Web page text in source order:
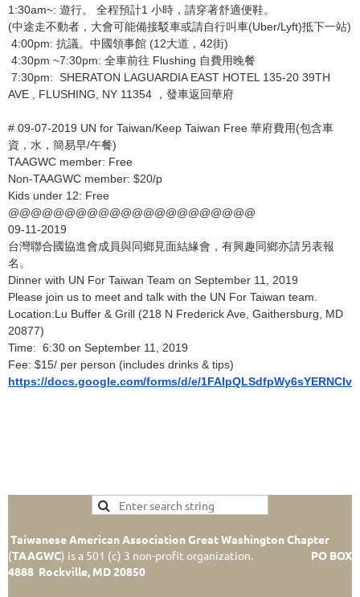
1:30am~: 遊行。 全程預計1 小時，請穿著舒適便鞋。
(中途走不動者，大會可能備接駁車或請自行叫車(Uber/Lyft)抵下一站)
4:00pm: 抗議。中國領事館 (12大道，42街)
4:30pm ~7:30pm: 全車前往 Flushing 自費用晚餐
7:30pm: SHERATON LAGUARDIA EAST HOTEL 135-20 39TH
AVE , FLUSHING, NY 11354 ，發車返回華府
# 09-07-2019 UN for Taiwan/Keep Taiwan Free 華府費用(包含車
資，水，簡易早/午餐)
TAAGWC member: Free
Non-TAAGWC member: $20/p
Kids under 12: Free
@@@@@@@@@@@@@@@@@@@@@@
09-11-2019
台灣聯合國協進會成員與同鄉見面結緣會，有興趣同鄉亦請另表報
名。
Dinner with UN For Taiwan Team on September 11, 2019
Please join us to meet and talk with the UN For Taiwan team.
Location:Lu Buffer & Grill (218 N Frederick Ave, Gaithersburg, MD
20877)
Time: 6:30 on September 11, 2019
Fee: $15/ per person (includes drinks & tips)
https://docs.google.com/forms/d/e/
Taiwanese American Association Great Washington Chapter
(TAAGWC) is a 501 (c) 3 non-profit organization. PO BOX
4888 Rockville, MD 20850